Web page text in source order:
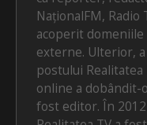
NaționalFM, Radio
acoperit domeniile
externe. Ulterior,
postului
online a dobândit-
fost editor. În